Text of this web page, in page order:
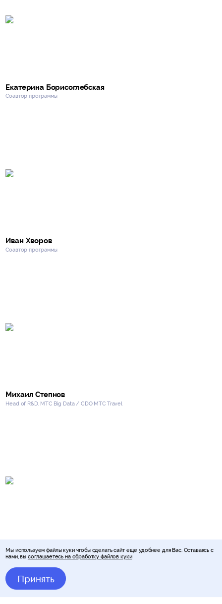
Екатерина Борисоглебская
Соавтор программы
Иван Хворов
Соавтор программы
Михаил Степнов
Head of R&D, МТС Big Data / CDO МТС Travel
Виктор Тарнавский
Директор по ИИ, Т-Банк
Мы используем файлы куки чтобы сделать сайт еще удобнее для Вас. Оставаясь с
нами, вы соглашаетесь на обработку файлов куки
Принять